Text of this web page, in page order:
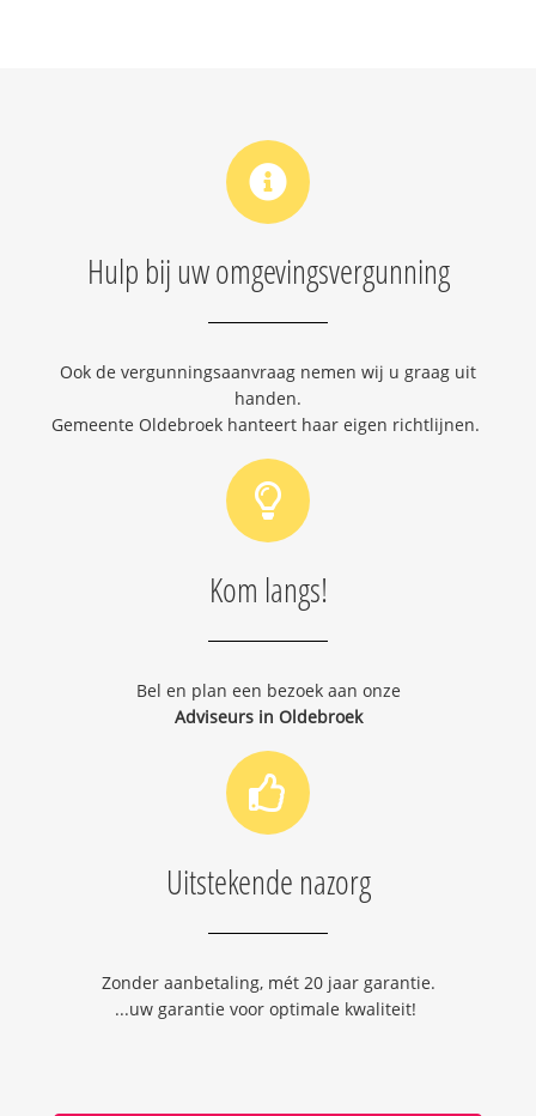
Hulp bij uw omgevingsvergunning
Ook de vergunningsaanvraag nemen wij u graag uit
handen.
Gemeente Oldebroek hanteert haar eigen richtlijnen.
Kom langs!
Bel en plan een bezoek aan onze
Adviseurs in Oldebroek
Uitstekende nazorg
Zonder aanbetaling, mét 20 jaar garantie.
...uw garantie voor optimale kwaliteit!